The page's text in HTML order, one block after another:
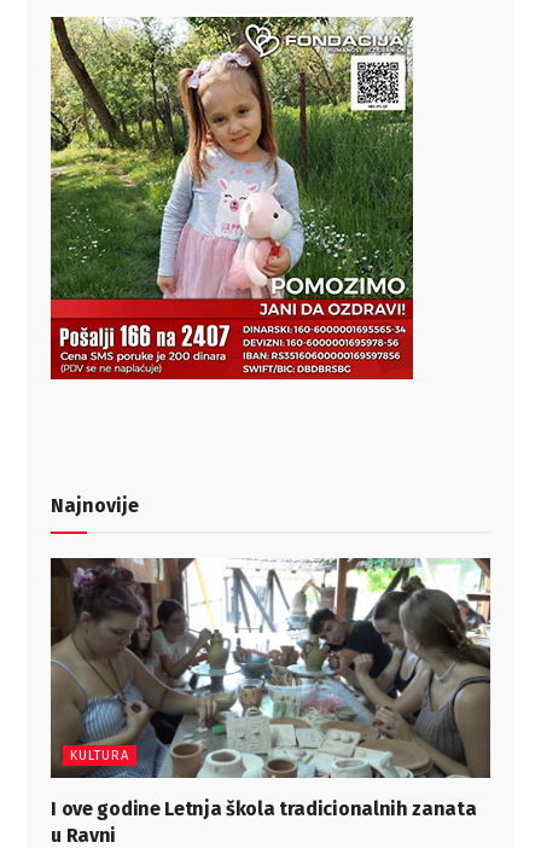
Najnovije
KULTURA
I ove godine Letnja škola tradicionalnih zanata
u Ravni